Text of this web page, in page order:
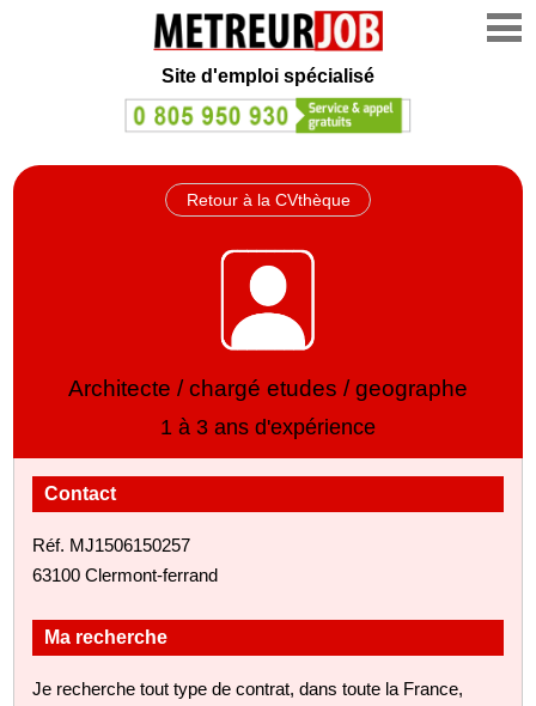
Site d'emploi spécialisé
Retour à la CVthèque
Architecte / chargé etudes / geographe
1 à 3 ans d'expérience
Contact
Réf. MJ1506150257
63100 Clermont-ferrand
Ma recherche
Je recherche tout type de contrat, dans toute la France,